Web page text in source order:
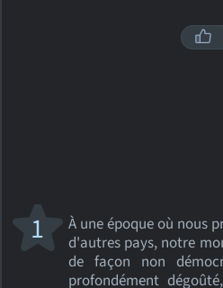
À une époque où nous
d'autres pays, notre
de façon non
profondément
1